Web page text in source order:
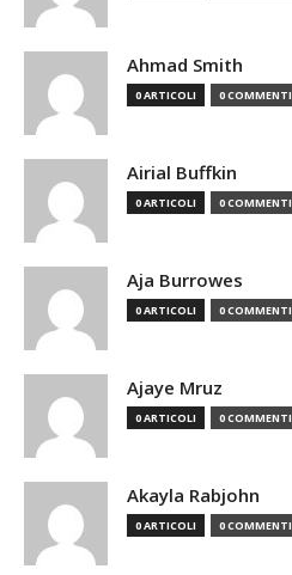
Ahmad Smith
0 ARTICOLI 0 COMMENTI
Airial Buffkin
0 ARTICOLI 0 COMMENTI
Aja Burrowes
0 ARTICOLI 0 COMMENTI
Ajaye Mruz
0 ARTICOLI 0 COMMENTI
Akayla Rabjohn
0 ARTICOLI 0 COMMENTI